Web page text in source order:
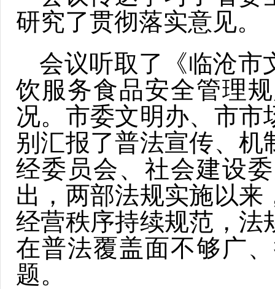
研究了贯彻落实意见。
会议听取了《临沧市
饮服务食品安全管理
况。市委文明办、市市
别汇报了普法宣传、
经委员会、社会建设
出，两部法规实施以
经营秩序持续规范，法
在普法覆盖面不够广
题。